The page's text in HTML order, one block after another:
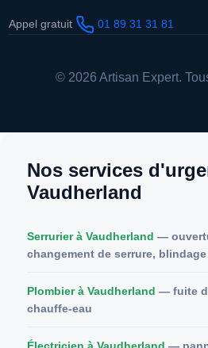
Appel gratuit 01 89 31 31 81
© 2026 Artisan Expert.
Nos services
Vaudherland
Serrurier à Vaudherland —
changement de serrure, blindage
Plombier à Vaudherland — fuite
chauffe-eau